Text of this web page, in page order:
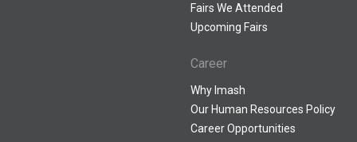
Fairs We Attended
Upcoming Fairs
Career
Why Imash
Our Human Resources Policy
Career Opportunities